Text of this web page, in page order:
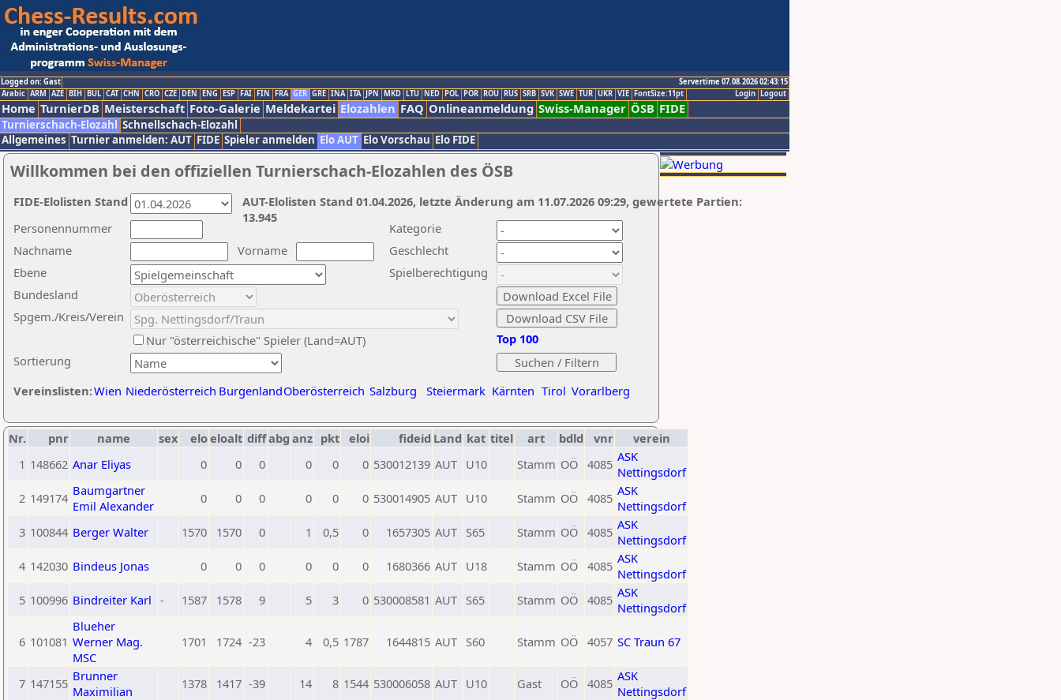
Logged on: Gast
Servertime 07.08.2026 02:43:15
Logout
Login
Arabic ARM AZE BIH BUL CAT CHN CRO CZE DEN ENG ESP FAI FIN FRA GER GRE INA ITA JPN MKD LTU NED POL POR ROU RUS SRB SVK SWE TUR UKR VIE FontSize:11pt
Home TurnierDB Meisterschaft Foto-Galerie Meldekartei Elozahlen FAQ Onlineanmeldung Swiss-Manager ÖSB FIDE
Turnierschach-Elozahl Schnellschach-Elozahl
Allgemeines Turnier anmelden: AUT FIDE Spieler anmelden Elo AUT Elo Vorschau Elo FIDE
Willkommen bei den offiziellen Turnierschach-Elozahlen des ÖSB
Nachname
Vorname
Ebene
Kategorie
Sortierung
Personennummer
Bundesland
Spgem./Kreis/Verein
Geschlecht
Nur "österreichische" Spieler (Land=AUT)
Spielberechtigung
Vereinslisten:Wien Niederösterreich BurgenlandOberösterreich Salzburg Steiermark Kärnten Tirol Vorarlberg
Top 100
AUT-Elolisten Stand 01.04.2026, letzte Änderung am 11.07.2026 09:29, gewertete Partien:
13.945
FIDE-Elolisten Stand
Nr. pnr name sex eloeloalt diffabg anz pkt eloi fideid Land kat titel art bdld vnr
verein
1 148662 Anar Eliyas 0 0 0 0 0 0 530012139 AUT U10 Stamm OÖ 4085 ASK
Nettingsdorf
2 149174 Baumgartner
Emil Alexander
0 0 0 0 0 0 530014905 AUT U10 Stamm OÖ 4085 ASK
Nettingsdorf
3 100844 Berger Walter 1570 1570 0 1 0,5 0 1657305 AUT S65 Stamm OÖ 4085 ASK
Nettingsdorf
4 142030 Bindeus Jonas 0 0 0 0 0 0 1680366 AUT U18 Stamm OÖ 4085 ASK
Nettingsdorf
5 100996 Bindreiter Karl - 1587 1578 9 5 3 0 530008581 AUT S65 Stamm OÖ 4085 ASK
Nettingsdorf
6 101081
Blueher
Werner Mag.
MSC
1701 1724 -23 4 0,5 1787 1644815 AUT S60 Stamm OÖ 4057 SC Traun 67
7 147155 Brunner
Maximilian
1378 1417 -39 14 8 1544 530006058 AUT U10 Gast OÖ 4085 ASK
Nettingsdorf